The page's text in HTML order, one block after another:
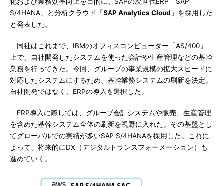
S/4HANA」と分析クラウド「SAP Analytics Cloud 」を採用した
と発表した。
同社はこれまで、IBMのオフィスコンピューター「AS/400」
上で、自社開発したシステムを使った会計や生産管理などの基幹
業務を行ってきた。今回、グループの事業規模の拡大スピードに
対応したシステムにするため、基幹業務システムの刷新を決定。
自社開発ではなく、ERPの導入を選択した。
ERP導入に際しては、グループ会計システムや販売、生産管理
を含めた基幹システム全体の刷新を視野に入れた。その基盤とし
てグローバルでの実績が多いSAP S/4HANAを採用した。これに
よって、将来的にDX（デジタルトランスフォーメーション）も
進めていく。